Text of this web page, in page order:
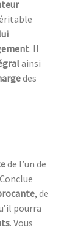
. Il
ainsi
des
de l’un de
, de
pourra
. Vous